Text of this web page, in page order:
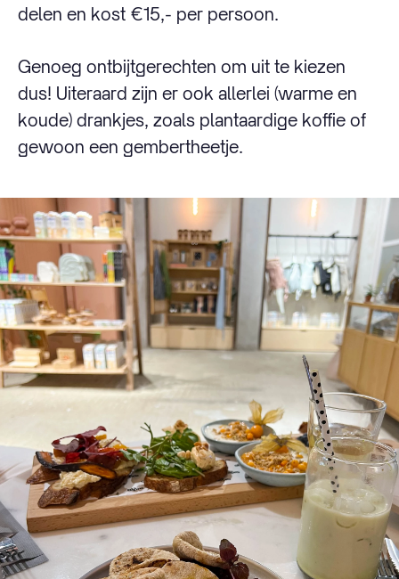
delen en kost €15,- per persoon.
Genoeg ontbijtgerechten om uit te kiezen
dus! Uiteraard zijn er ook allerlei (warme en
koude) drankjes, zoals plantaardige koffie of
gewoon een gembertheetje.